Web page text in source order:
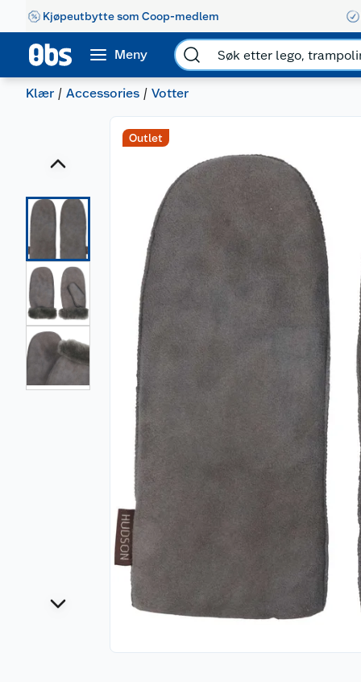
Kjøpeutbytte som Coop-medlem
Meny
Klær Accessories Votter
Outlet